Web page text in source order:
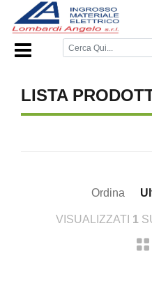
Home Page/DESANTIS///
LISTA
Ordina
VISUALIZZATI 1